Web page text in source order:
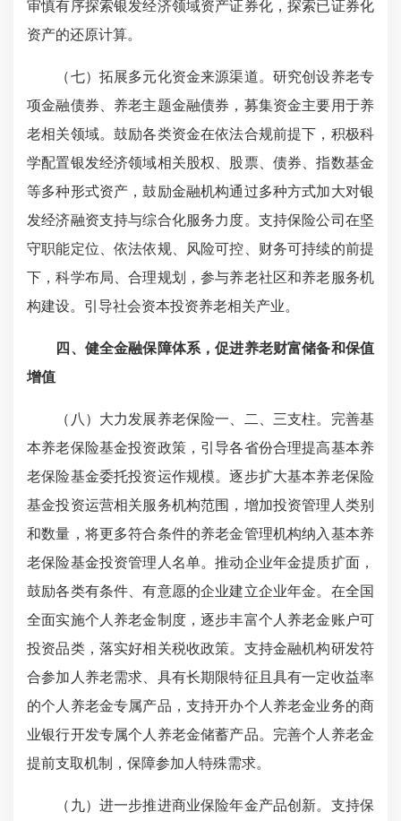
审慎有序探索银发经济领域资产证券化，探索已证券化
资产的还原计算。
（七）拓展多元化资金来源渠道。研究创设养老专
项金融债券、养老主题金融债券，募集资金主要用于养
老相关领域。鼓励各类资金在依法合规前提下，积极科
学配置银发经济领域相关股权、股票、债券、指数基金
等多种形式资产，鼓励金融机构通过多种方式加大对银
发经济融资支持与综合化服务力度。支持保险公司在坚
守职能定位、依法依规、风险可控、财务可持续的前提
下，科学布局、合理规划，参与养老社区和养老服务机
构建设。引导社会资本投资养老相关产业。
四、健全金融保障体系，促进养老财富储备和保值
增值
（八）大力发展养老保险一、二、三支柱。完善基
本养老保险基金投资政策，引导各省份合理提高基本养
老保险基金委托投资运作规模。逐步扩大基本养老保险
基金投资运营相关服务机构范围，增加投资管理人类别
和数量，将更多符合条件的养老金管理机构纳入基本养
老保险基金投资管理人名单。推动企业年金提质扩面，
鼓励各类有条件、有意愿的企业建立企业年金。在全国
全面实施个人养老金制度，逐步丰富个人养老金账户可
投资品类，落实好相关税收政策。支持金融机构研发符
合参加人养老需求、具有长期限特征且具有一定收益率
的个人养老金专属产品，支持开办个人养老金业务的商
业银行开发专属个人养老金储蓄产品。完善个人养老金
提前支取机制，保障参加人特殊需求。
（九）进一步推进商业保险年金产品创新。支持保